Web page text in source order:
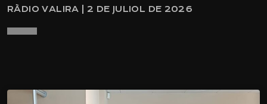
RÀDIO VALIRA | 2 DE JULIOL DE 2026